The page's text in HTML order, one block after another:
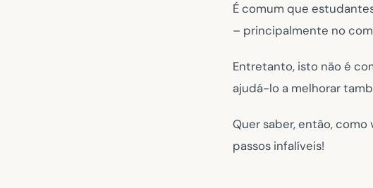
É comum que
– principalmente no
Entretanto, isto não é
ajudá-lo a melhorar
Quer saber, então,
passos infalíveis!